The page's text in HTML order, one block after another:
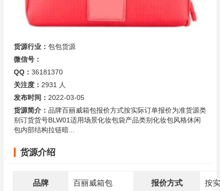
货源行业： 包包货源
微信号：
QQ： 36181370
关注度： 2931 人
发布时间： 2022-03-05
货源简介： 品牌百丽威箱包报价方式按实际订单报价为准货源类
别订货货号BLW01适用场景化妆包袋产品类别化妆包风格休闲
包内部结构拉链暗...
货源介绍
品牌 百丽威箱包 报价方式 按